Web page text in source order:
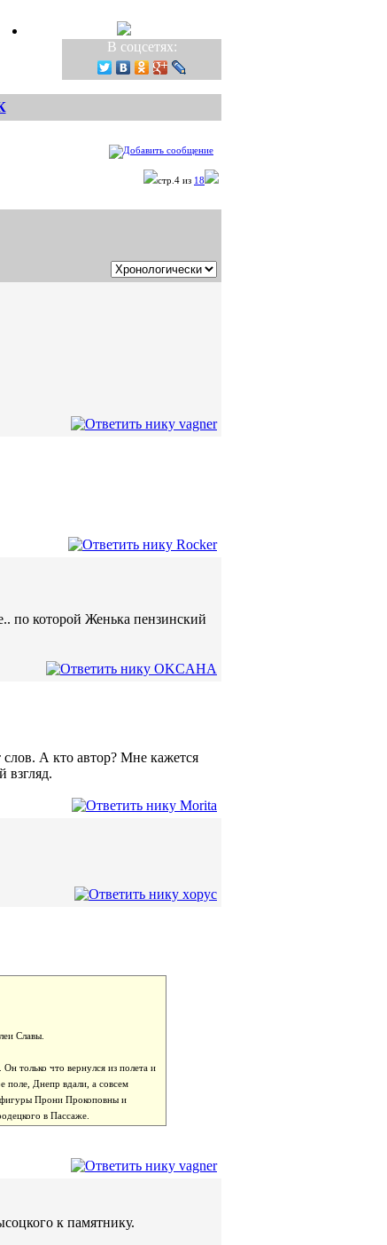
В соцсетях:
стр.4 из 18
по которой Женька пензинский
А кто автор? Мне кажется
взгляд.
Славы.
только что вернулся из полета и
поле, Днепр вдали, а совсем
Прони Прокоповны и
в Пассаже.
к памятнику.